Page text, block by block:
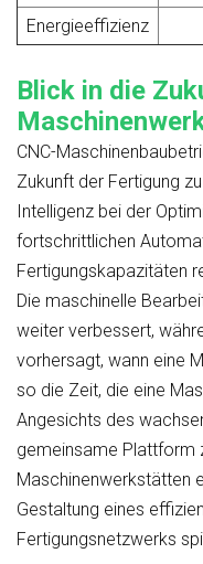
Energieeffizienz
Blick in die
CNC-
Zukunft der Fertigung
Intelligenz bei der
fortschrittlichen
Fertigungskapazitäten
Die maschinelle
weiter verbessert,
vorhersagt, wann eine
so die Zeit, die eine
Angesichts des
gemeinsame Plattform
Maschinenwerkstätten
Gestaltung eines
Fertigungsnetzwerks